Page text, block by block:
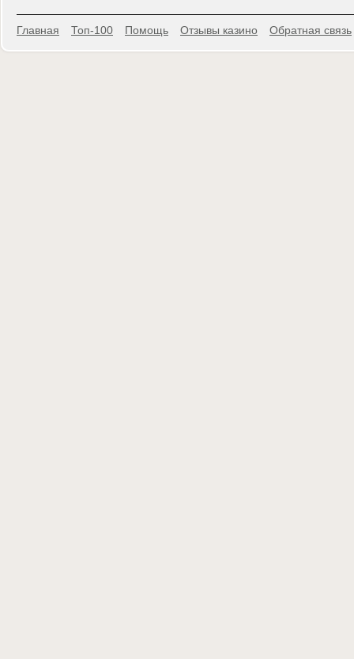
Главная Топ-100 Помощь Отзывы казино Обратная связь